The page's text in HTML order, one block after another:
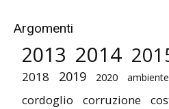
Argomenti
2013 2014
2018 2019 2020 ambiente
cordoglio corruzione